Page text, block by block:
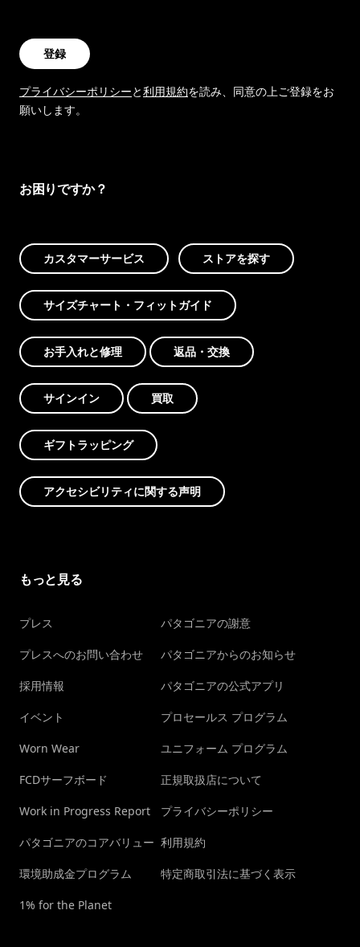
登録
プライバシーポリシーと利用規約を読み、同意の上ご登録をお
願いします。
お困りですか？
カスタマーサービス ストアを探す
サイズチャート・フィットガイド
お手入れと修理 返品・交換
サインイン 買取
ギフトラッピング
アクセシビリティに関する声明
もっと見る
プレス
プレスへのお問い合わせ
採用情報
イベント
Worn Wear
FCDサーフボード
Work in Progress Report
パタゴニアのコアバリュー
環境助成金プログラム
1% for the Planet
パタゴニアの謝意
パタゴニアからのお知らせ
パタゴニアの公式アプリ
プロセールス プログラム
ユニフォーム プログラム
正規取扱店について
プライバシーポリシー
利用規約
特定商取引法に基づく表示